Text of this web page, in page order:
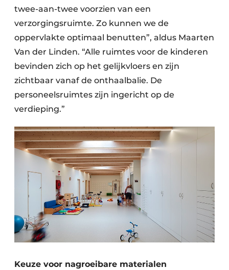
twee-aan-twee voorzien van een
verzorgingsruimte. Zo kunnen we de
oppervlakte optimaal benutten”, aldus Maarten
Van der Linden. “Alle ruimtes voor de kinderen
bevinden zich op het gelijkvloers en zijn
zichtbaar vanaf de onthaalbalie. De
personeelsruimtes zijn ingericht op de
verdieping.”
Keuze voor nagroeibare materialen